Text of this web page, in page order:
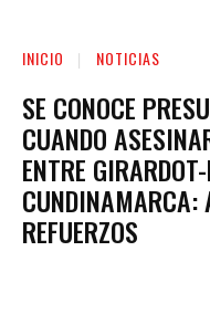
INICIO NOTICIAS
SE CONOCE
CUANDO
ENTRE
CUNDINAMARCA:
REFUERZOS